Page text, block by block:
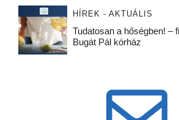
HÍREK - AKTUÁLIS
Tudatosan a hőségben! –
Bugát Pál kórház